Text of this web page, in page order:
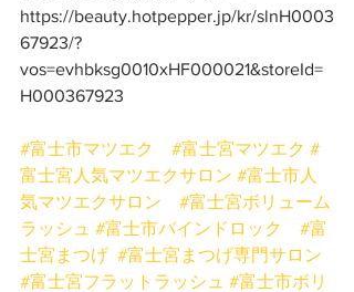
https://beauty.hotpepper.jp/kr/slnH0003
67923/?
vos=evhbksg0010xHF000021&storeId=
H000367923
#富士市マツエク #富士宮マツエク #
富士宮人気マツエクサロン #富士市人
気マツエクサロン
#富士宮ボリューム
ラッシュ #富士市バインドロック
#富
士宮まつげ #富士宮まつげ専門サロン
#富士宮フラットラッシュ #富士市ボリ